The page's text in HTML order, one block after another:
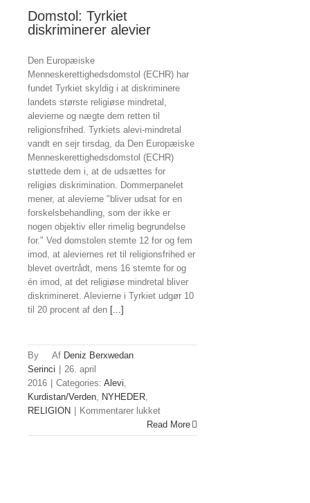
Domstol: Tyrkiet
diskriminerer alevier
Den Europæiske
Menneskerettighedsdomstol (ECHR) har
fundet Tyrkiet skyldig i at diskriminere
landets største religiøse mindretal,
alevierne og nægte dem retten til
religionsfrihed. Tyrkiets alevi-mindretal
vandt en sejr tirsdag, da Den Europæiske
Menneskerettighedsdomstol (ECHR)
støttede dem i, at de udsættes for
religiøs diskrimination. Dommerpanelet
mener, at alevierne "bliver udsat for en
forskelsbehandling, som der ikke er
nogen objektiv eller rimelig begrundelse
for." Ved domstolen stemte 12 for og fem
imod, at aleviernes ret til religionsfrihed er
blevet overtrådt, mens 16 stemte for og
én imod, at det religiøse mindretal bliver
diskrimineret. Alevierne i Tyrkiet udgør 10
til 20 procent af den [...]
By
Deniz Berxwedan
Serinci
26. april
2016
Categories: Alevi,
Kurdistan/Verden, NYHEDER,
RELIGION
Kommentarer lukkettil
Domstol:
Tyrkiet
Read More